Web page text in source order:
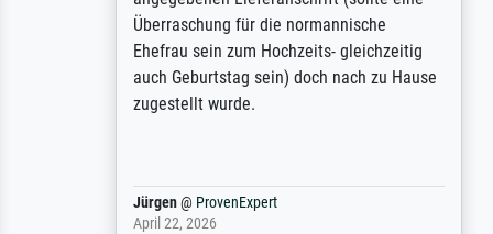
Überraschung für die normannische
Ehefrau sein zum Hochzeits- gleichzeitig
auch Geburtstag sein) doch nach zu Hause
zugestellt wurde.
Jürgen@ProvenExpert
April 22, 2026